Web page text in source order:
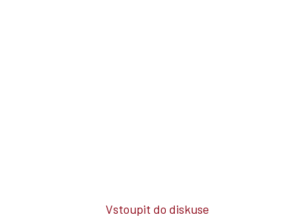
Vstoupit do diskuse